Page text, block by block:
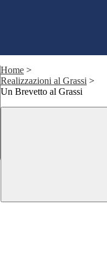
Home >
Realizzazioni al Grassi >
Un Brevetto al Grassi